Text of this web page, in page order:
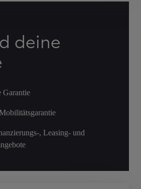
deine
Garantie
, Leasing- und